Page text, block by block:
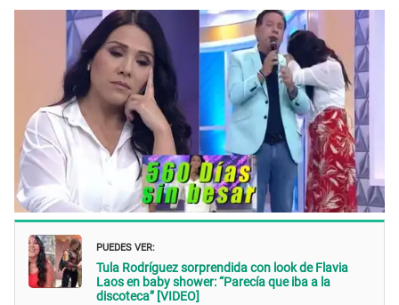
PUEDES VER:
Tula Rodríguez sorprendida con look de Flavia
Laos en baby shower: “Parecía que iba a la
discoteca” [VIDEO]